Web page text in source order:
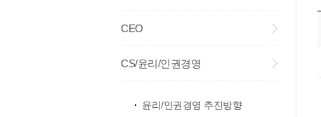
CEO
CS/윤리/인권경영
윤리/인권경영 추진방향